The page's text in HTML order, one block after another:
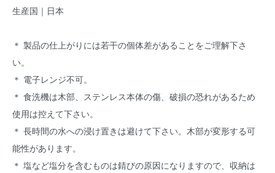
生産国｜日本
＊ 製品の仕上がりには若干の個体差があることをご理解下さ
い。
＊ 電子レンジ不可。
＊ 食洗機は木部、ステンレス本体の傷、破損の恐れがあるため
使用は控えて下さい。
＊ 長時間の水への浸け置きは避けて下さい。木部が変形する可
能性があります。
＊ 塩など塩分を含むものは錆びの原因になりますので、収納は